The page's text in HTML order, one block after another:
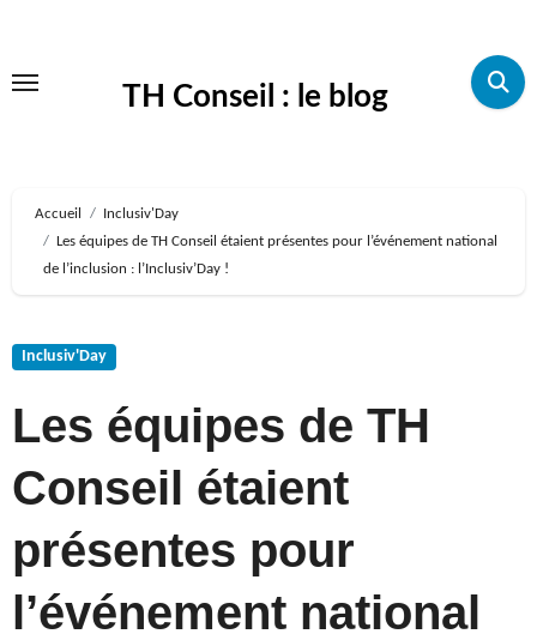
contenu
TH Conseil : le blog
Accueil
Inclusiv'Day
Les équipes de TH Conseil étaient présentes pour l’événement national
de l’inclusion : l’Inclusiv’Day !
Inclusiv'Day
Les équipes de TH
Conseil étaient
présentes pour
l’événement national